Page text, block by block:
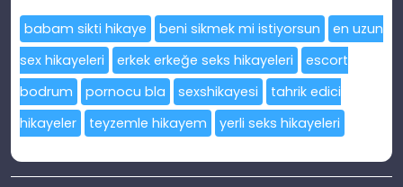
babam sikti hikaye beni sikmek mi istiyorsun
en uzun
sex hikayeleri
erkek erkeğe seks hikayeleri
escort
bodrum
pornocu bla sexshikayesi
tahrik edici
hikayeler
teyzemle hikayem yerli seks hikayeleri